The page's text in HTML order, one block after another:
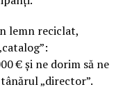
lemn reciclat,
€ și ne dorim să ne
„director”.